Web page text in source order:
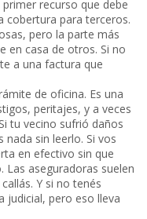
primer recurso que debe
cobertura para terceros.
pero la parte más
en casa de otros. Si no
a una factura que
de oficina. Es una
peritajes, y a veces
tu vecino sufrió daños
sin leerlo. Si vos
en efectivo sin que
Las aseguradoras suelen
Y si no tenés
judicial, pero eso lleva